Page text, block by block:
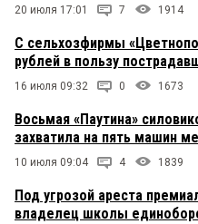
20 июля 17:01 7 1914
C сельхозфирмы
рублей в пользу
16 июля 09:32 0 1673
Восьмая «Паутина»
захватила на пять машин
10 июля 09:04 4 1839
Под угрозой ареста
владелец школы